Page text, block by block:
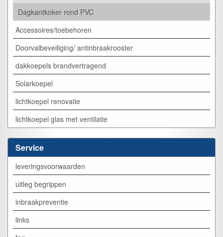
Dagkantkoker rond PVC
Accessoires/toebehoren
Doorvalbeveiliging/ antinbraakrooster
dakkoepels brandvertragend
Solarkoepel
lichtkoepel renovatie
lichtkoepel glas met ventilatie
Service
leveringsvoorwaarden
uitleg begrippen
inbraakpreventie
links